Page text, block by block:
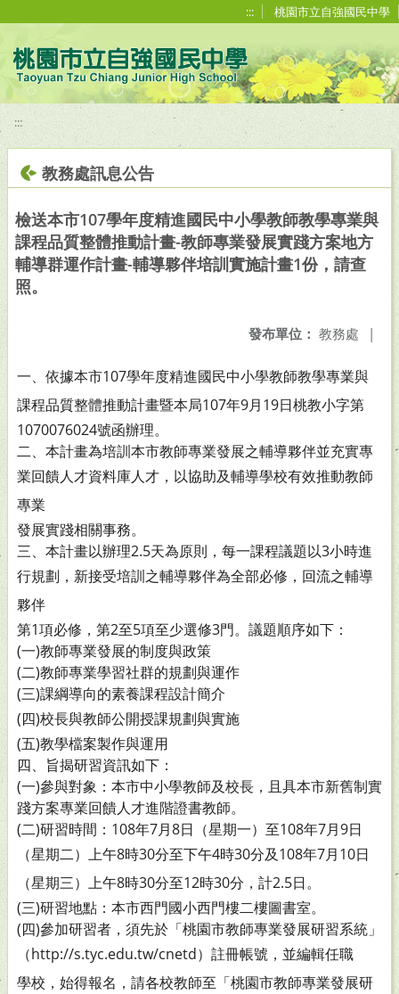
::: 桃園市立自強國民中學
:::
教務處訊息公告
檢送本市107學年度精進國民中小學教師教學專業與
課程品質整體推動計畫-教師專業發展實踐方案地方
輔導群運作計畫-輔導夥伴培訓實施計畫1份，請查
照。
發布單位： 教務處 |
一、依據本市107學年度精進國民中小學教師教學專業與
課程品質整體推動計畫暨本局107年9月19日桃教小字第
1070076024號函辦理。
二、本計畫為培訓本市教師專業發展之輔導夥伴並充實專
業回饋人才資料庫人才，以協助及輔導學校有效推動教師
專業
發展實踐相關事務。
三、本計畫以辦理2.5天為原則，每一課程議題以3小時進
行規劃，新接受培訓之輔導夥伴為全部必修，回流之輔導
夥伴
第1項必修，第2至5項至少選修3門。議題順序如下：
(一)教師專業發展的制度與政策
(二)教師專業學習社群的規劃與運作
(三)課綱導向的素養課程設計簡介
(四)校長與教師公開授課規劃與實施
(五)教學檔案製作與運用
四、旨揭研習資訊如下：
(一)參與對象：本市中小學教師及校長，且具本市新舊制實
踐方案專業回饋人才進階證書教師。
(二)研習時間：108年7月8日（星期一）至108年7月9日
（星期二）上午8時30分至下午4時30分及108年7月10日
（星期三）上午8時30分至12時30分，計2.5日。
(三)研習地點：本市西門國小西門樓二樓圖書室。
(四)參加研習者，須先於「桃園市教師專業發展研習系統」
（http://s.tyc.edu.tw/cnetd）註冊帳號，並編輯任職
學校，始得報名，請各校教師至「桃園市教師專業發展研